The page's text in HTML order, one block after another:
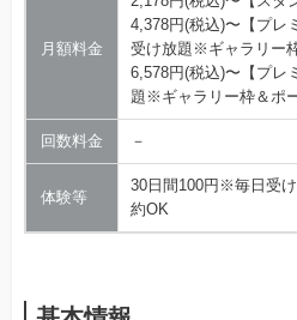
月額料金
4,378円(税込)〜【プレ
受け放題※ギャラリー枠
6,578円(税込)〜【プレ
題※ギャラリー枠＆ポ
回数料金 －
体験等
30日間100円※毎日受
約OK